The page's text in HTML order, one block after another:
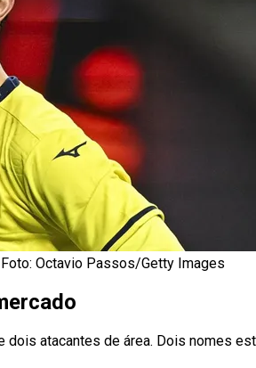
Octavio Passos/Getty Images
dois atacantes de área. Dois nomes